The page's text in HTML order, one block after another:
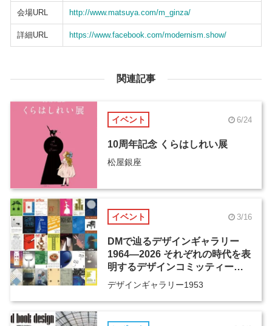
会場URL http://www.matsuya.com/m_ginza/
詳細URL https://www.facebook.com/modernism.show/
関連記事
イベント 6/24
10周年記念 くらはしれい展
松屋銀座
イベント 3/16
DMで辿るデザインギャラリー
1964―2026 それぞれの時代を表
明するデザインコミッティーの
活動歴、そしてその先へ
デザインギャラリー1953